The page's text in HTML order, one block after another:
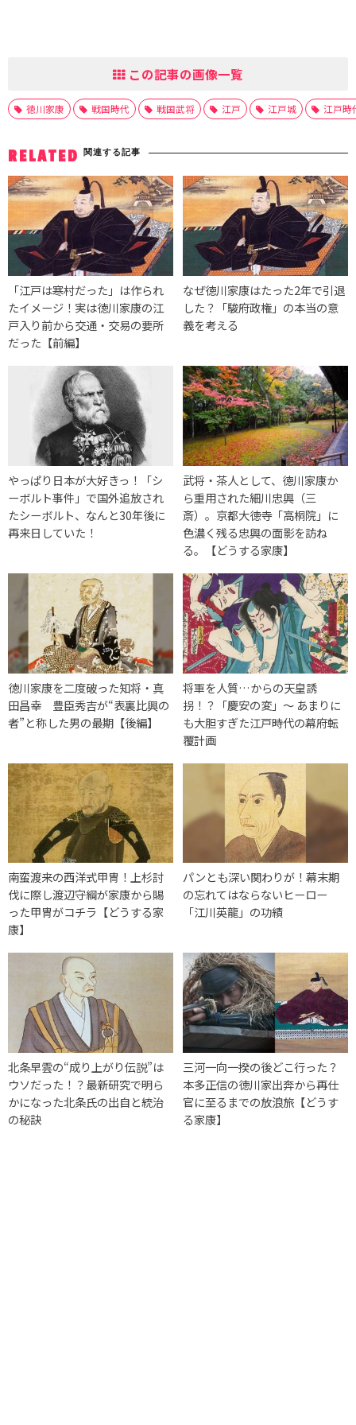
この記事の画像一覧
徳川家康 戦国時代 戦国武将 江戸 江戸城 江戸時
RELATED 関連する記事
「江戸は寒村だった」は作られ
たイメージ！実は徳川家康の江
戸入り前から交通・交易の要所
だった【前編】
なぜ徳川家康はたった2年で引退
した？「駿府政権」の本当の意
義を考える
やっぱり日本が大好きっ！「シ
ーボルト事件」で国外追放され
たシーボルト、なんと30年後に
再来日していた！
武将・茶人として、徳川家康か
ら重用された細川忠興（三
斎）。京都大徳寺「高桐院」に
色濃く残る忠興の面影を訪ね
る。【どうする家康】
徳川家康を二度破った知将・真
田昌幸 豊臣秀吉が“表裏比興の
者”と称した男の最期【後編】
将軍を人質…からの天皇誘
拐！？「慶安の変」〜 あまりに
も大胆すぎた江戸時代の幕府転
覆計画
南蛮渡来の西洋式甲冑！上杉討
伐に際し渡辺守綱が家康から賜
った甲冑がコチラ【どうする家
康】
パンとも深い関わりが！幕末期
の忘れてはならないヒーロー
「江川英龍」の功績
北条早雲の“成り上がり伝説”は
ウソだった！？最新研究で明ら
かになった北条氏の出自と統治
の秘訣
三河一向一揆の後どこ行った？
本多正信の徳川家出奔から再仕
官に至るまでの放浪旅【どうす
る家康】